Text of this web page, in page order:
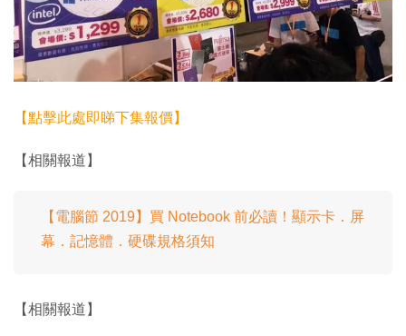
【點擊此處即睇下集報價】
【相關報道】
【電腦節 2019】買 Notebook 前必讀！顯示卡．屏
幕．記憶體．硬碟規格須知
【相關報道】